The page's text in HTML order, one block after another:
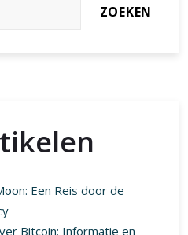
ZOEKEN
Een Reis door de
Bitcoin: Informatie en